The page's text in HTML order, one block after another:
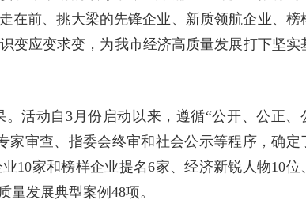
在前、挑大梁的先锋企业、新质领航企业、榜
变应变求变，为我市经济高质量发展打下坚实
活动自3月份启动以来，遵循“公开、公正、
家审查、指委会终审和社会公示等程序，确定
10家和榜样企业提名6家、经济新锐人物10位、
量发展典型案例48项。